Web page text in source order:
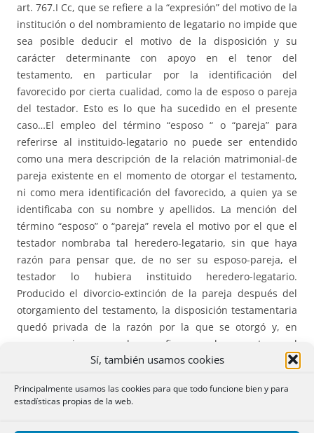
Sí, también usamos cookies
Principalmente usamos las cookies para que todo funcione bien y para
estadísticas propias de la web.
art. 767.I Cc, que se refiere a la “expresión” del motivo de la
institución o del nombramiento de legatario no impide que
sea posible deducir el motivo de la disposición y su
carácter determinante con apoyo en el tenor del
testamento, en particular por la identificación del
favorecido por cierta cualidad, como la de esposo o pareja
del testador. Esto es lo que ha sucedido en el presente
caso…El empleo del término “esposo “ o “pareja” para
referirse al instituido-legatario no puede ser entendido
como una mera descripción de la relación matrimonial-de
pareja existente en el momento de otorgar el testamento,
ni como mera identificación del favorecido, a quien ya se
identificaba con su nombre y apellidos. La mención del
término “esposo” o “pareja” revela el motivo por el que el
testador nombraba tal heredero-legatario, sin que haya
razón para pensar que, de no ser su esposo-pareja, el
testador lo hubiera instituido heredero-legatario.
Producido el divorcio-extinción de la pareja después del
otorgamiento del testamento, la disposición testamentaria
quedó privada de la razón por la que se otorgó y, en
consecuencia, no puede ser eficaz en el momento en el
que se produce la apertura de la sucesión.”
Específica doctrina de la sentencia 531 (que no aparece en
declaración de ineficacia del legado no infringe el art. 738